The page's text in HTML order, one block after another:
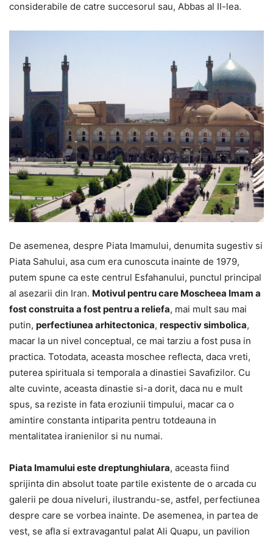
considerabile de catre succesorul sau, Abbas al II-lea.
De asemenea, despre Piata Imamului, denumita sugestiv si
Piata Sahului, asa cum era cunoscuta inainte de 1979,
putem spune ca este centrul Esfahanului, punctul principal
al asezarii din Iran. Motivul pentru care Moscheea Imam a
fost construita a fost pentru a reliefa, mai mult sau mai
putin, perfectiunea arhitectonica, respectiv simbolica,
macar la un nivel conceptual, ce mai tarziu a fost pusa in
practica. Totodata, aceasta moschee reflecta, daca vreti,
puterea spirituala si temporala a dinastiei Savafizilor. Cu
alte cuvinte, aceasta dinastie si-a dorit, daca nu e mult
spus, sa reziste in fata eroziunii timpului, macar ca o
amintire constanta intiparita pentru totdeauna in
mentalitatea iranienilor si nu numai.
Piata Imamului este dreptunghiulara, aceasta fiind
sprijinta din absolut toate partile existente de o arcada cu
galerii pe doua niveluri, ilustrandu-se, astfel, perfectiunea
despre care se vorbea inainte. De asemenea, in partea de
vest, se afla si extravagantul palat Ali Quapu, un pavilion